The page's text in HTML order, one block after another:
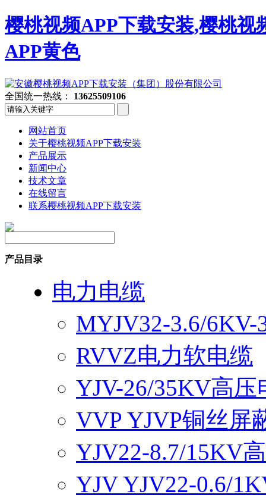
樱桃视频APP下载安装,樱桃
APP黄色
全国统一热线： 13625509106
网站首页
关于樱桃视频APP下载安装
产品展示
新闻中心
技术文章
在线留言
联系樱桃视频APP下载安装
产品目录
电力电缆
MYJV32-3.6/
RVVZ电力软电缆
YJV-26/35KV高压
VVP YJVP铜丝屏
YJV22-8.7/15KV
YJV YJV22-0.6/